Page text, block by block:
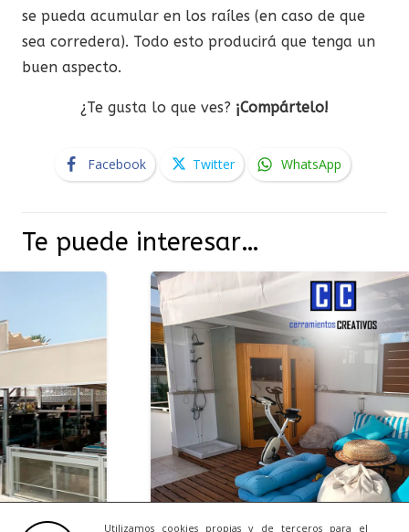
Utilizamos cookies propias y de terceros para el
se pueda acumular en los raíles (en caso de que
sea corredera). Todo esto producirá que tenga un
buen aspecto.
¿Te gusta lo que ves? ¡Compártelo!
Facebook Twitter WhatsApp
Te puede interesar…